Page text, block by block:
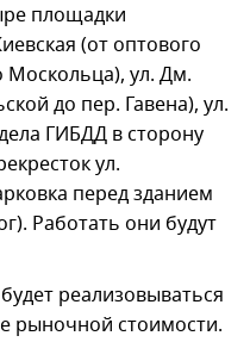
площадки
(от оптового
ул. Дм.
до пер. Гавена), ул.
ГИБДД в сторону
ул.
перед зданием
Работать они будут
реализовываться
рыночной стоимости.